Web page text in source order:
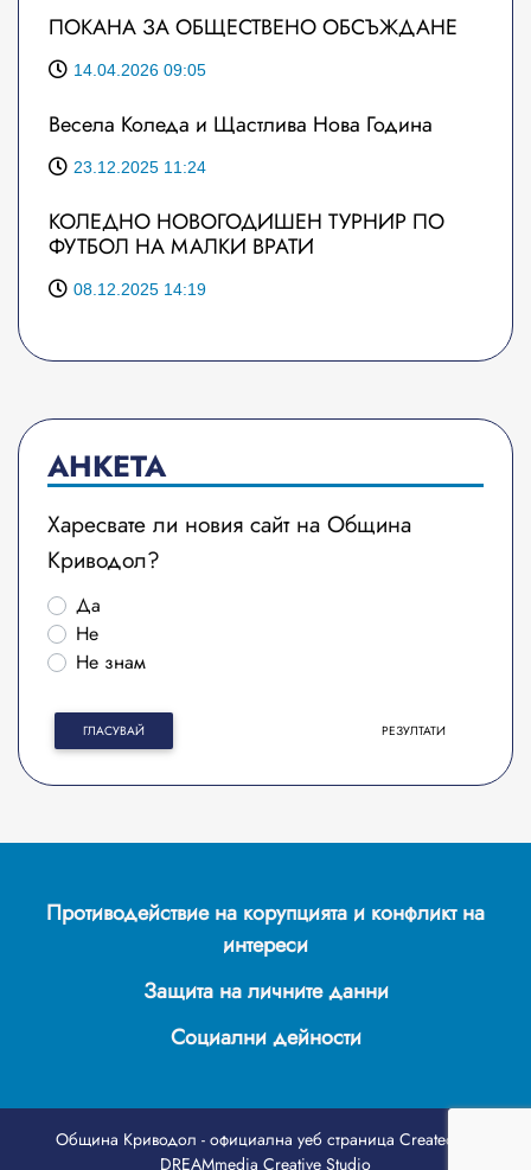
ПОКАНА ЗА ОБЩЕСТВЕНО ОБСЪЖДАНЕ
14.04.2026 09:05
Весела Коледа и Щастлива Нова Година
23.12.2025 11:24
КОЛЕДНО НОВОГОДИШЕН ТУРНИР ПО
ФУТБОЛ НА МАЛКИ ВРАТИ
08.12.2025 14:19
АНКЕТА
Харесвате ли новия сайт на Община
Криводол?
Да
Не
Не знам
ГЛАСУВАЙ РЕЗУЛТАТИ
Противодействие на корупцията и конфликт на
интереси
Защита на личните данни
Социални дейности
Община Криводол - официална уеб страница Created by
DREAMmedia Creative Studio